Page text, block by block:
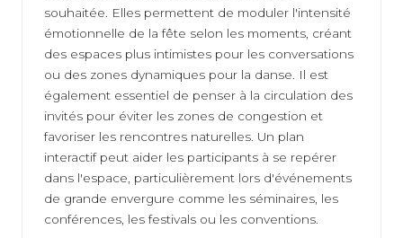
souhaitée. Elles permettent de moduler l'intensité
émotionnelle de la fête selon les moments, créant
des espaces plus intimistes pour les conversations
ou des zones dynamiques pour la danse. Il est
également essentiel de penser à la circulation des
invités pour éviter les zones de congestion et
favoriser les rencontres naturelles. Un plan
interactif peut aider les participants à se repérer
dans l'espace, particulièrement lors d'événements
de grande envergure comme les séminaires, les
conférences, les festivals ou les conventions.